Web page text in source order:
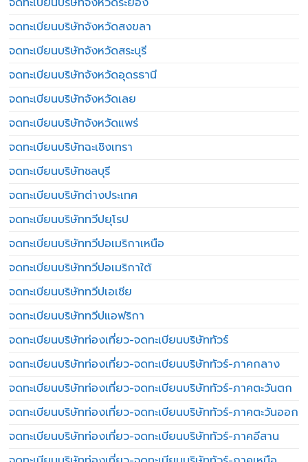
จดทะเบียนบริษัทจังหวัดสงขลา
จดทะเบียนบริษัทจังหวัดสระบุรี
จดทะเบียนบริษัทจังหวัดอุดรธานี
จดทะเบียนบริษัทจังหวัดเลย
จดทะเบียนบริษัทจังหวัดแพร่
จดทะเบียนบริษัทฉะเชิงเทรา
จดทะเบียนบริษัทชลบุรี
จดทะเบียนบริษัทต่างประเทศ
จดทะเบียนบริษัททวีปยุโรป
จดทะเบียนบริษัททวีปอเมริกาเหนือ
จดทะเบียนบริษัททวีปอเมริกาใต้
จดทะเบียนบริษัททวีปเอเชีย
จดทะเบียนบริษัททวีปแอฟริกา
จดทะเบียนบริษัทท่องเที่ยว-จดทะเบียนบริษัททัวร์
จดทะเบียนบริษัทท่องเที่ยว-จดทะเบียนบริษัททัวร์-ภาคกลาง
จดทะเบียนบริษัทท่องเที่ยว-จดทะเบียนบริษัททัวร์-ภาคตะวันตก
จดทะเบียนบริษัทท่องเที่ยว-จดทะเบียนบริษัททัวร์-ภาคตะวันออก
จดทะเบียนบริษัทท่องเที่ยว-จดทะเบียนบริษัททัวร์-ภาคอีสาน